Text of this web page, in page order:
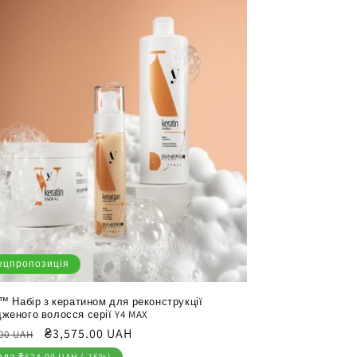
Набір з кератином для реконструкції
волосся серії Y4 MAX
UAH
Ціна
продажу
₴3,575.00 UAH